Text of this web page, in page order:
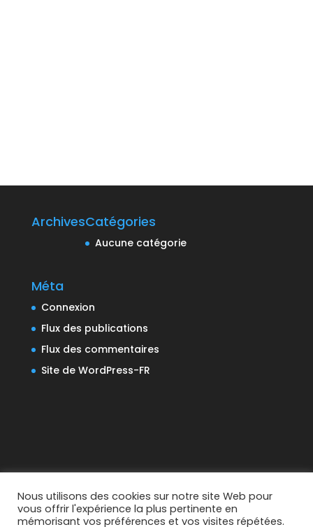
ArchivesCatégories
Aucune catégorie
Méta
Connexion
Flux des publications
Flux des commentaires
Site de WordPress-FR
Nous utilisons des cookies sur notre site Web pour
vous offrir l'expérience la plus pertinente en
mémorisant vos préférences et vos visites répétées.